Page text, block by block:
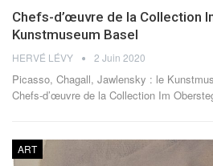
Chefs-d’œuvre de la Collection
Kunstmuseum Basel
HERVÉ LÉVY 2 Juin 2020
Picasso, Chagall, Jawlensky : le
Chefs-d’œuvre de la Collection Im
ART